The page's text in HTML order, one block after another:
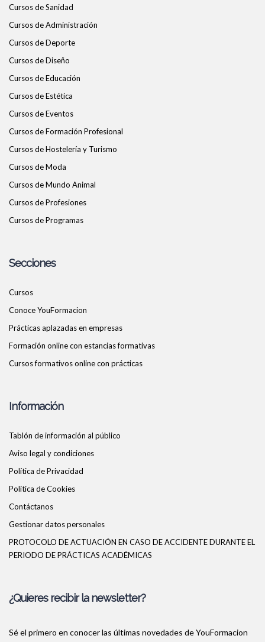
Cursos de Sanidad
Cursos de Administración
Cursos de Deporte
Cursos de Diseño
Cursos de Educación
Cursos de Estética
Cursos de Eventos
Cursos de Formación Profesional
Cursos de Hostelería y Turismo
Cursos de Moda
Cursos de Mundo Animal
Cursos de Profesiones
Cursos de Programas
Secciones
Cursos
Conoce YouFormacion
Prácticas aplazadas en empresas
Formación online con estancias formativas
Cursos formativos online con prácticas
Información
Tablón de información al público
Aviso legal y condiciones
Política de Privacidad
Política de Cookies
Contáctanos
Gestionar datos personales
PROTOCOLO DE ACTUACIÓN EN CASO DE ACCIDENTE DURANTE EL
PERIODO DE PRÁCTICAS ACADÉMICAS
¿Quieres recibir la newsletter?
Sé el primero en conocer las últimas novedades de YouFormacion